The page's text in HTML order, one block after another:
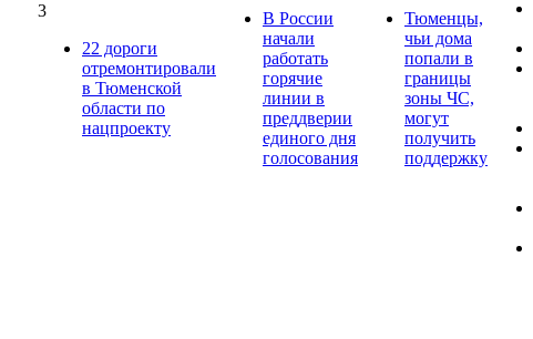
3
22 дороги
отремонтировали
в Тюменской
области по
нацпроекту
В России
начали
работать
горячие
линии в
преддверии
единого дня
голосования
Тюменцы,
чьи дома
попали в
границы
зоны ЧС,
могут
получить
поддержку